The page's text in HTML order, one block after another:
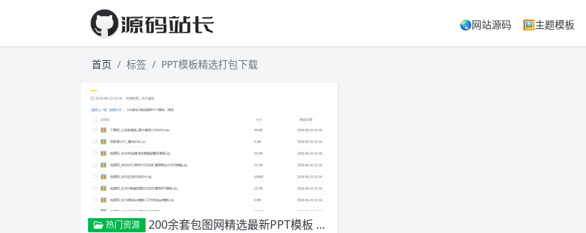
🌏网站源码 🖼️主题模板
首页 标签 PPT模板精选打包下载
热门资源 200余套包图网精选最新PPT模板 画报设计 海报素材